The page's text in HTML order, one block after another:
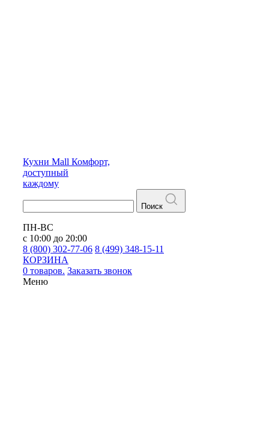
Кухни Mall Комфорт,
доступный
каждому
Поиск
ПН-ВС
с 10:00 до 20:00
8 (800) 302-77-06 8 (499) 348-15-11
КОРЗИНА
0 товаров. Заказать звонок
Меню